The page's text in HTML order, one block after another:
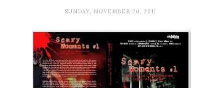
SUNDAY, NOVEMBER 20, 2011